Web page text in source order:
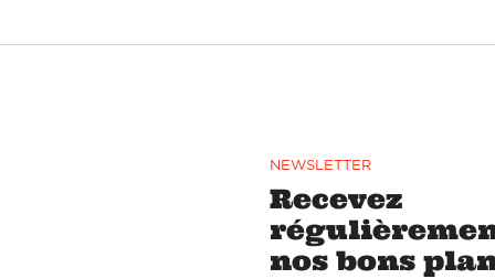
NEWSLETTER
Recevez
nos bons